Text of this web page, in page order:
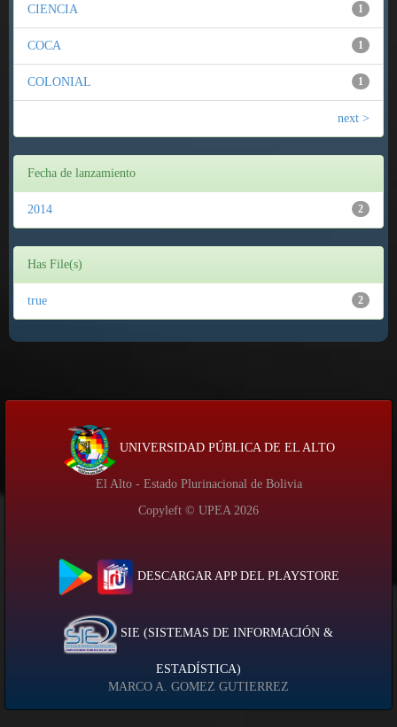
1
CIENCIA
1
COCA
1
COLONIAL
next >
Fecha de lanzamiento
2
2014
Has File(s)
2
true
UNIVERSIDAD PÚBLICA DE EL ALTO
El Alto - Estado Plurinacional de Bolivia
Copyleft © UPEA 2026
DESCARGAR APP DEL PLAYSTORE
SIE (SISTEMAS DE INFORMACIÓN &
ESTADÍSTICA)
MARCO A. GOMEZ GUTIERREZ